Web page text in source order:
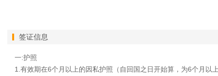
签证信息
一:护照
1.有效期在6个月以上的因私护照（自回国之日开始算，为6个月以